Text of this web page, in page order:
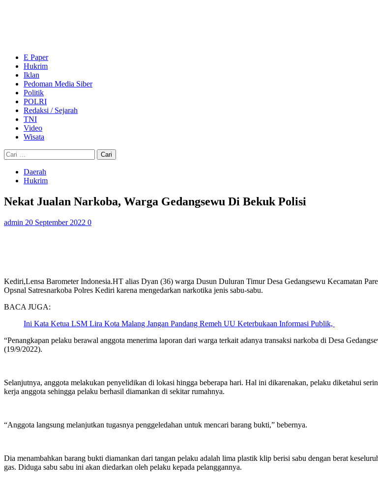
E Paper
Hukrim
Iklan
Pedoman Media Siber
Politik
POLRI
Redaksi / Sejarah
TNI
Video
Wisata
Cari
untuk:
Daerah
Hukrim
Nekat Jualan Narkoba, Warga Gedangsewu Di Bekuk Polisi
admin 20 September 2022 0
Kediri,Lensa Barometer Indonesia.HT alias Dyan (36) warga Dusun Duluran Timur Desa Gedangsewu Kecamatan
Opsnal Satresnarkoba Polres Kediri karena mengedarkan narkotika jenis sabu-sabu.
BACA JUGA:
Ini Kata Ketua LSM Lira Kota Malang Jangan Pandang Remeh UU Keterbukaan Informasi Publik,
“Penangkapan pelaku berawal anggota menerima laporan dari warga terkait adanya transaksi narkoba di Desa
(19/9/2022).
Selanjutnya, anggota melakukan penyelidikan di lokasi hingga beberapa hari. Hal ini dikarenakan, pelaku diketahui
kerja anggota sehingga pelaku berhasil diamankan di sekitar rumahnya.
“Anggota langsung melanjutkan tugasnya penggeledahan untuk mencari barang bukti,” bebernya.
Dia menambahkan barang bukti diamankan dari tangan pelaku adalah lima plastik klip berisi sabu dengan berat
gas. Diduga sabu sabu ini akan diedarkan oleh pelaku kepada pelanggannya.